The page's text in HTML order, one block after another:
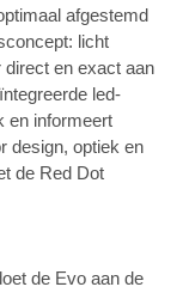
afgestemd
licht
direct en exact aan
led-
en informeert
design, optiek en
de Red Dot
de Evo aan de